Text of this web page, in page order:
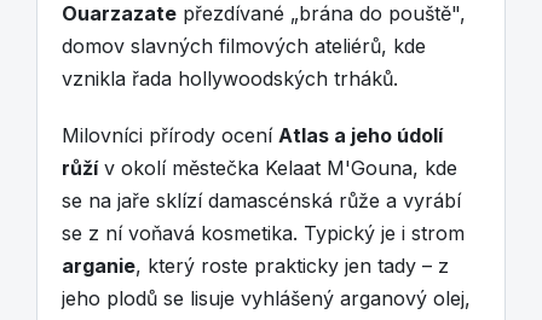
Ouarzazate přezdívané „brána do pouště",
domov slavných filmových ateliérů, kde
vznikla řada hollywoodských trháků.
Milovníci přírody ocení Atlas a jeho údolí
růžív okolí městečka Kelaat M'Gouna, kde
se na jaře sklízí damascénská růže a vyrábí
se z ní voňavá kosmetika. Typický je i strom
arganie, který roste prakticky jen tady – z
jeho plodů se lisuje vyhlášený arganový olej,